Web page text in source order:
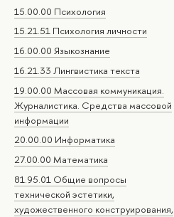
15.00.00 Психология
15.21.51 Психология личности
16.00.00 Языкознание
16.21.33 Лингвистика текста
19.00.00 Массовая коммуникация.
Журналистика. Средства массовой
информации
20.00.00 Информатика
27.00.00 Математика
81.95.01 Общие вопросы
технической эстетики,
художественного конструирования,